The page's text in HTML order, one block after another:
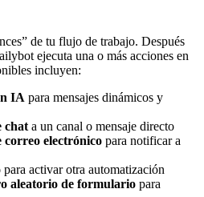
de tu flujo de trabajo. Después
ejecuta una o más acciones en
incluyen:
IA para mensajes dinámicos y
chata un canal o mensaje directo
correo electrónico para notificar a
para activar otra automatización
aleatorio de formulario para